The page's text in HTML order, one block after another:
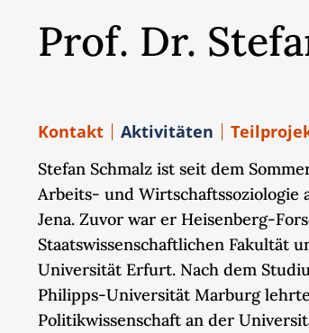
Prof. Dr.
Kontakt Aktivitäten
Stefan Schmalz ist seit dem
Arbeits- und
Jena. Zuvor war er Heisenberg-
Staatswissenschaftlichen Fakultät
Universität Erfurt. Nach dem
Philipps-Universität Marburg
Politikwissenschaft an der